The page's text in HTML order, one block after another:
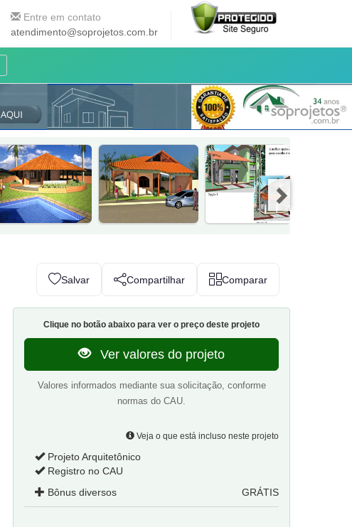
Entre em contato
atendimento@soprojetos.com.br
Salvar Compartilhar Comparar
Clique no botão abaixo para ver o preço deste projeto
Ver valores do projeto
Valores informados mediante sua solicitação, conforme
normas do CAU.
Veja o que está incluso neste projeto
Projeto Arquitetônico
Registro no CAU
Bônus diversos
GRÁTIS